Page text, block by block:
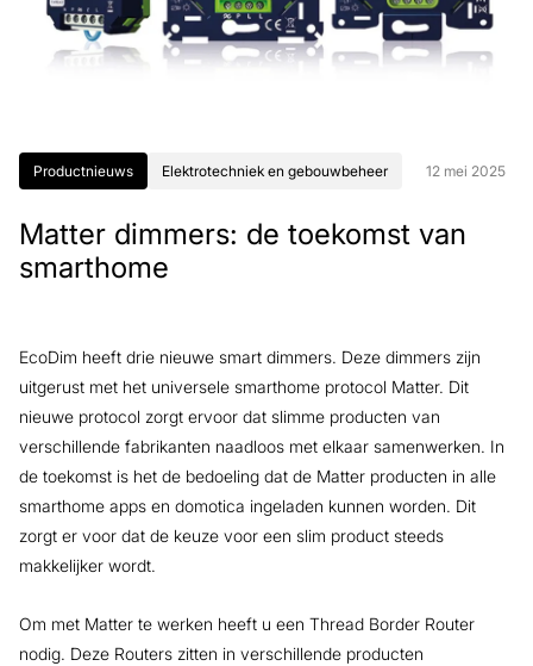
Productnieuws Elektrotechniek en gebouwbeheer 12 mei 2025
Matter dimmers: de toekomst van
smarthome
EcoDim heeft drie nieuwe smart dimmers. Deze dimmers zijn
uitgerust met het universele smarthome protocol Matter. Dit
nieuwe protocol zorgt ervoor dat slimme producten van
verschillende fabrikanten naadloos met elkaar samenwerken. In
de toekomst is het de bedoeling dat de Matter producten in alle
smarthome apps en domotica ingeladen kunnen worden. Dit
zorgt er voor dat de keuze voor een slim product steeds
makkelijker wordt.
Om met Matter te werken heeft u een Thread Border Router
nodig. Deze Routers zitten in verschillende producten